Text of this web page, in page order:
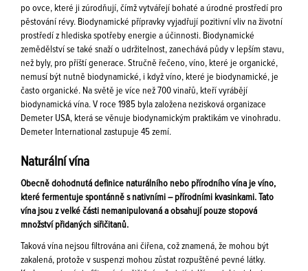
po ovce, které ji zúrodňují, čímž vytvářejí bohaté a úrodné prostředí pro
pěstování révy. Biodynamické přípravky vyjadřují pozitivní vliv na životní
prostředí z hlediska spotřeby energie a účinnosti. Biodynamické
zemědělství se také snaží o udržitelnost, zanechává půdy v lepším stavu,
než byly, pro příští generace. Stručně řečeno, víno, které je organické,
nemusí být nutně biodynamické, i když víno, které je biodynamické, je
často organické. Na světě je více než 700 vinařů, kteří vyrábějí
biodynamická vína. V roce 1985 byla založena nezisková organizace
Demeter USA, která se věnuje biodynamickým praktikám ve vinohradu.
Demeter International zastupuje 45 zemí.
Naturální vína
Obecně dohodnutá definice naturálního nebo přírodního vína je víno,
které fermentuje spontánně s nativními – přírodními kvasinkami. Tato
vína jsou z velké části nemanipulovaná a obsahují pouze stopová
množství přidaných siřičitanů.
Taková vína nejsou filtrována ani čiřena, což znamená, že mohou být
zakalená, protože v suspenzi mohou zůstat rozpuštěné pevné látky.